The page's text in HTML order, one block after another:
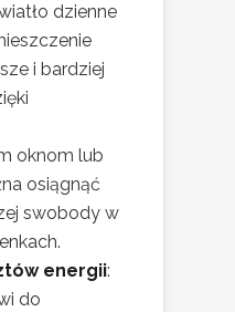
dzienne
i bardziej
oknom lub
osiągnąć
swobody w
energii:
do